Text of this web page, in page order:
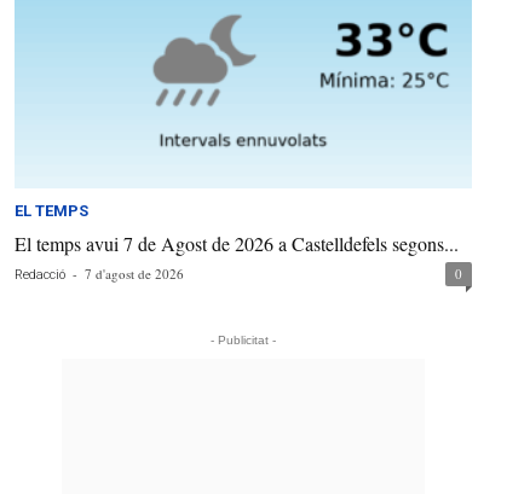
EL TEMPS
El temps avui 7 de Agost de 2026 a Castelldefels segons...
Redacció - 7 d'agost de 2026 0
- Publicitat -